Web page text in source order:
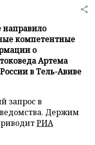
направило
компетентные
о
Артема
в Тель-Авиве
запрос в
Держим
РИА